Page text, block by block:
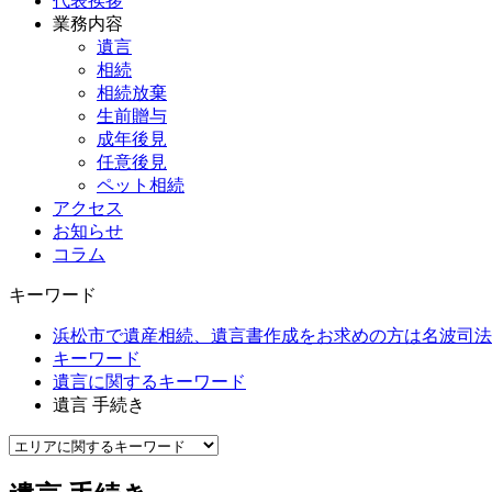
業務内容
遺言
相続
相続放棄
生前贈与
成年後見
任意後見
ペット相続
アクセス
お知らせ
コラム
キーワード
浜松市で遺産相続、遺言書作成をお求めの方は名波司
キーワード
遺言に関するキーワード
遺言 手続き